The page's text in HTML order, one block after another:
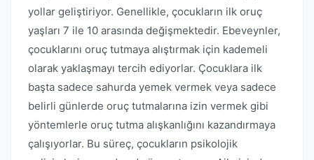
yollar geliştiriyor. Genellikle, çocukların ilk oruç
yaşları 7 ile 10 arasında değişmektedir. Ebeveynler,
çocuklarını oruç tutmaya alıştırmak için kademeli
olarak yaklaşmayı tercih ediyorlar. Çocuklara ilk
başta sadece sahurda yemek vermek veya sadece
belirli günlerde oruç tutmalarına izin vermek gibi
yöntemlerle oruç tutma alışkanlığını kazandırmaya
çalışıyorlar. Bu süreç, çocukların psikolojik